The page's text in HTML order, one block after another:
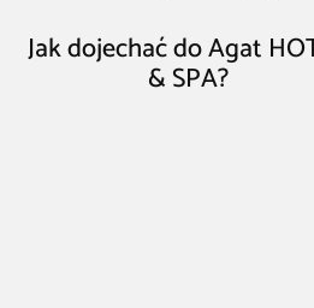
Jak dojechać do Agat
& SPA?